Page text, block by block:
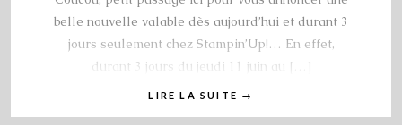
belle nouvelle valable dès aujourd’hui et durant 3
jours seulement chez Stampin’Up!… En effet,
durant 3 jours du jeudi 11 juin au […]
LIRE LA SUITE →